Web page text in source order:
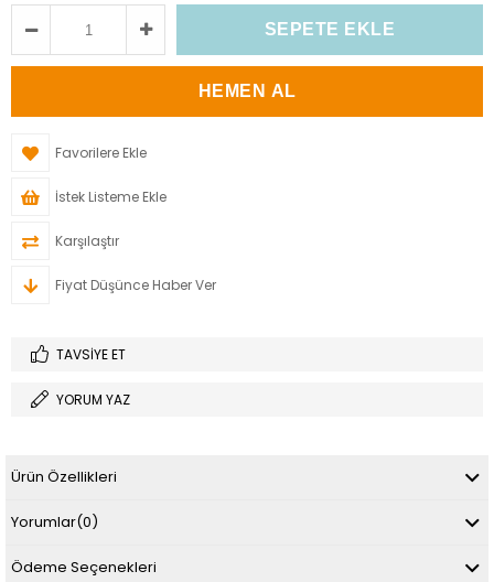
Favorilere Ekle
İstek Listeme Ekle
Karşılaştır
Fiyat Düşünce Haber Ver
TAVSIYE ET
YORUM YAZ
Ürün Özellikleri
Yorumlar(0)
Ödeme Seçenekleri